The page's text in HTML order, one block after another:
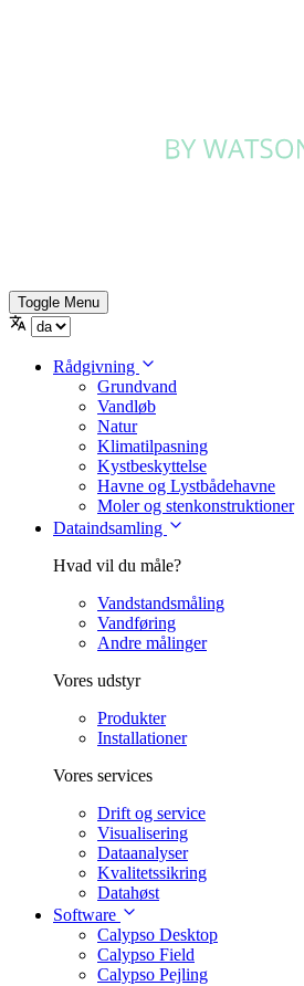
Toggle Menu
Rådgivning
Grundvand
Vandløb
Natur
Klimatilpasning
Kystbeskyttelse
Havne og Lystbådehavne
Moler og stenkonstruktioner
Dataindsamling
Hvad vil du måle?
Vandstandsmåling
Vandføring
Andre målinger
Vores udstyr
Produkter
Installationer
Vores services
Drift og service
Visualisering
Dataanalyser
Kvalitetssikring
Datahøst
Software
Calypso Desktop
Calypso Field
Calypso Pejling